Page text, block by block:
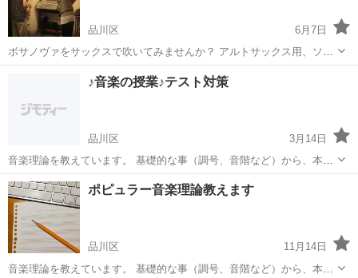
品川区
6月7日
ボサノヴァをサックスで吹いてみませんか？ アルトサックス用、ソプ
ラノ、テナーサックス用楽譜は全て用意します。 他の楽器でも曲の練
習でしたらご対応可能です。 メロディー、ハーモニーととっても美し
サックス ボサノヴァ
♪音楽の授業♪テスト対策
品川区
3月14日
音楽理論を教えています。 基礎的な事（調号、音階など）から、本格
的なポピュラー音楽理論（コードの仕組み、進行など）。 学校の音楽
のテスト対策で、短期間、、、 いつも演奏している音楽の理解をさら
東京 品川区 その他 音楽理論
ポピュラー音楽理論教えます
品川区
11月14日
音楽理論を教えています。 基礎的な事（調号、音階など）から、本格